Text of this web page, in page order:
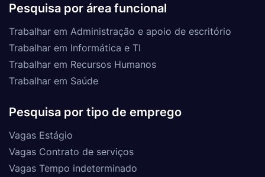
Pesquisa por área funcional
Trabalhar em Administração e apoio de escritório
Trabalhar em Informática e TI
Trabalhar em Recursos Humanos
Trabalhar em Saúde
Pesquisa por tipo de emprego
Vagas Estágio
Vagas Contrato de serviços
Vagas Tempo indeterminado